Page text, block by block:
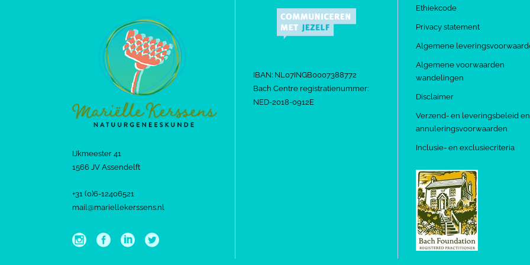
IJkmeester 41
1566 JV Assendelft
+31 (0)6-12406521
mail@mariellekerssens.nl
IBAN: NL07INGB0007388772
Bach Centre registratienummer:
NED-2018-0912E
Ethiekcode
Privacy statement
Algemene
Algemene voorwaarden
wandelingen
Disclaimer
Verzend- en leveringsbeleid en
annuleringsvoorwaarden
Inclusie- en exclusiecriteria